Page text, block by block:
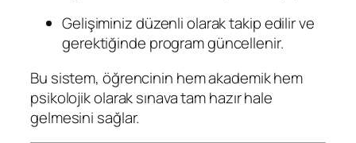
Gelişiminiz düzenli olarak takip edilir ve
gerektiğinde program güncellenir.
Bu sistem, öğrencinin hem akademik hem
psikolojik olarak sınava tam hazır hale
gelmesini sağlar.